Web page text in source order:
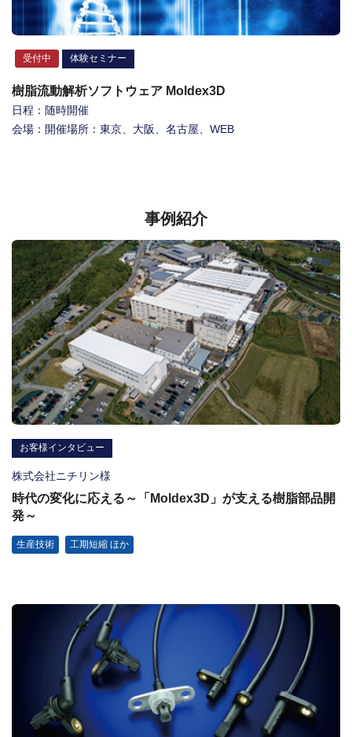
受付中 体験セミナー
樹脂流動解析ソフトウェア Moldex3D
日程：随時開催
会場：開催場所：東京、大阪、名古屋、WEB
事例紹介
お客様インタビュー
株式会社ニチリン様
時代の変化に応える～「Moldex3D」が支える樹脂部品開
発～
生産技術 工期短縮 ほか